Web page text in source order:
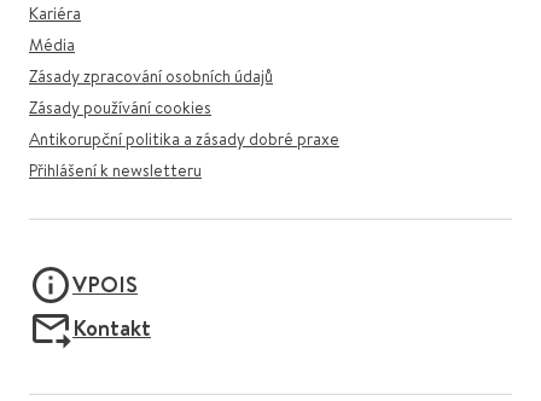
Kariéra
Média
Zásady zpracování osobních údajů
Zásady používání cookies
Antikorupční politika a zásady dobré praxe
Přihlášení k newsletteru
VPOIS
Kontakt